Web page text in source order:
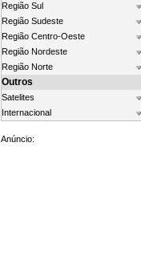
Região Sul
Região Sudeste
Região Centro-Oeste
Região Nordeste
Região Norte
Outros
Satelites
Internacional
Anúncio: